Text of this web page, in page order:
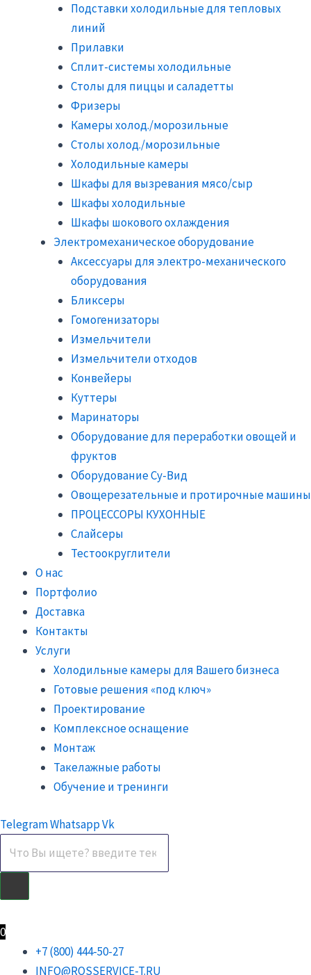
Подставки холодильные для тепловых
линий
Прилавки
Сплит-системы холодильные
Столы для пиццы и саладетты
Фризеры
Камеры холод./морозильные
Столы холод./морозильные
Холодильные камеры
Шкафы для вызревания мясо/сыр
Шкафы холодильные
Шкафы шокового охлаждения
Электромеханическое оборудование
Аксессуары для электро-механического
оборудования
Бликсеры
Гомогенизаторы
Измельчители
Измельчители отходов
Конвейеры
Куттеры
Маринаторы
Оборудование для переработки овощей и
фруктов
Оборудование Су-Вид
Овощерезательные и протирочные машины
ПРОЦЕССОРЫ КУХОННЫЕ
Слайсеры
Тестоокруглители
О нас
Портфолио
Доставка
Контакты
Услуги
Холодильные камеры для Вашего бизнеса
Готовые решения «под ключ»
Проектирование
Комплексное оснащение
Монтаж
Такелажные работы
Обучение и тренинги
TelegramWhatsappVk
0
+7 (800) 444-50-27
INFO@ROSSERVICE-T.RU